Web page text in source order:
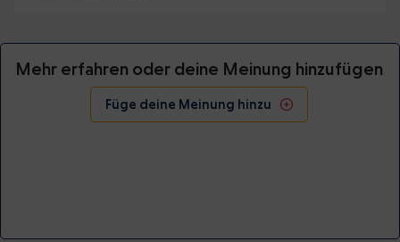
Mehr erfahren oder deine Meinung hinzufügen
Füge deine Meinung hinzu